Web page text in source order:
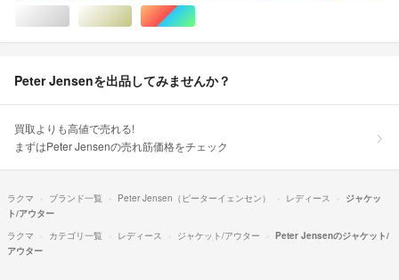
シルバー/銀色系ゴールド/金色系マルチカラー
Peter Jensenを出品してみませんか？
買取よりも高値で売れる!
まずはPeter Jensenの売れ筋価格をチェック
ラクマ ブランド一覧 Peter Jensen（ピーターイェンセン） レディース
ジャケッ
ト/アウター
ラクマ
カテゴリ一覧 レディース ジャケット/アウター
Peter Jensenのジャケット/
アウター